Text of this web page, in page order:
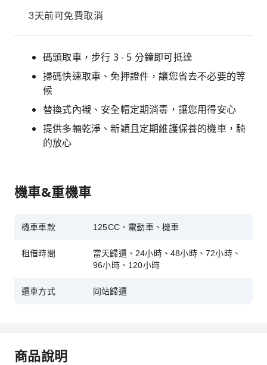
3天前可免費取消
碼頭取車，步行 3 - 5 分鐘即可抵達
掃碼快速取車、免押證件，讓您省去不必要的等
候
替換式內襯、安全帽定期消毒，讓您用得安心
提供多輛乾淨、新穎且定期維護保養的機車，騎
的放心
機車&重機車
機車車款 125CC、電動車、機車
租借時間
當天歸還、24小時、48小時、72小時、
96小時、120小時
還車方式 同站歸還
商品說明